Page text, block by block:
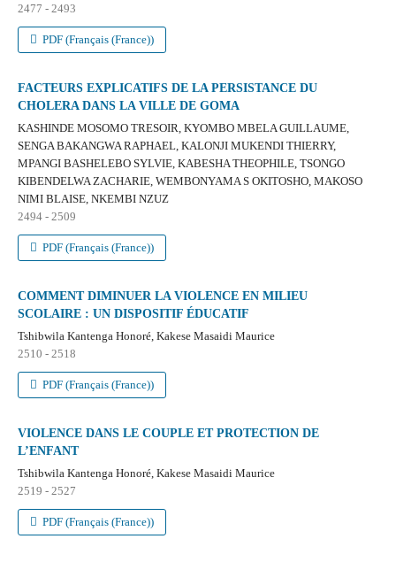
2477 - 2493
PDF (Français (France))
FACTEURS EXPLICATIFS DE LA PERSISTANCE DU
CHOLERA DANS LA VILLE DE GOMA
KASHINDE MOSOMO TRESOIR, KYOMBO MBELA GUILLAUME,
SENGA BAKANGWA RAPHAEL, KALONJI MUKENDI THIERRY,
MPANGI BASHELEBO SYLVIE, KABESHA THEOPHILE, TSONGO
KIBENDELWA ZACHARIE, WEMBONYAMA S OKITOSHO, MAKOSO
NIMI BLAISE, NKEMBI NZUZ
2494 - 2509
PDF (Français (France))
COMMENT DIMINUER LA VIOLENCE EN MILIEU
SCOLAIRE : UN DISPOSITIF ÉDUCATIF
Tshibwila Kantenga Honoré, Kakese Masaidi Maurice
2510 - 2518
PDF (Français (France))
VIOLENCE DANS LE COUPLE ET PROTECTION DE
L’ENFANT
Tshibwila Kantenga Honoré, Kakese Masaidi Maurice
2519 - 2527
PDF (Français (France))